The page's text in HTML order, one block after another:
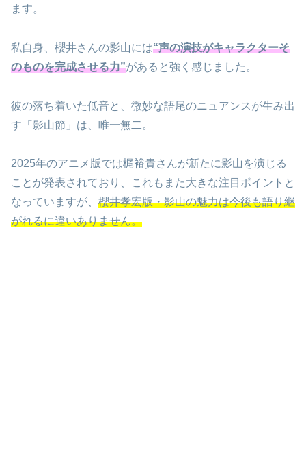
ます。
私自身、櫻井さんの影山には“声の演技がキャラクターそ
のものを完成させる力”があると強く感じました。
彼の落ち着いた低音と、微妙な語尾のニュアンスが生み出
す「影山節」は、唯一無二。
2025年のアニメ版では梶裕貴さんが新たに影山を演じる
ことが発表されており、これもまた大きな注目ポイントと
なっていますが、 櫻井孝宏版・影山の魅力は今後も語り継
がれるに違いありません。